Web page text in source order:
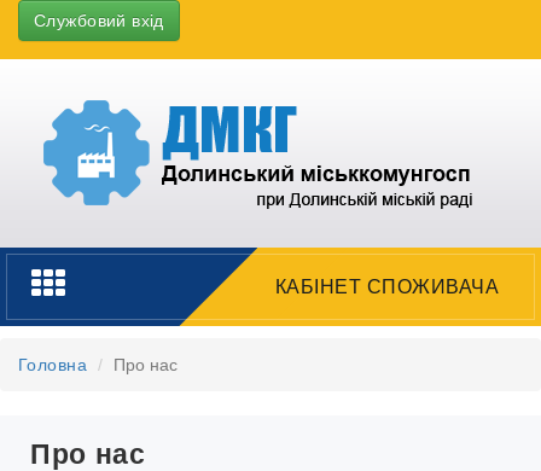
Службовий вхід
Toggle
navigation
КАБІНЕТ СПОЖИВАЧА
Головна Про нас
Про нас